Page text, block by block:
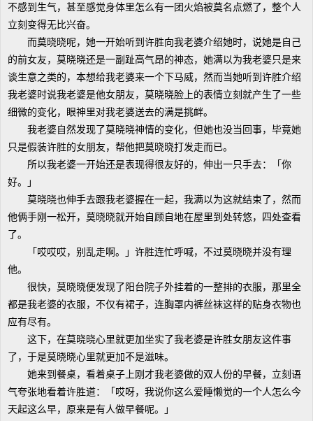
不感到生气，甚至感觉身体里怎么有一团火焰被莫名点燃了，整个人
立刻变得无比兴奋。
而莫晓晓呢，她一开始听到许胜向我老婆介绍她时，说她是自己
的前女友，莫晓晓还是一副趾高气昂的神态，她满以为我老婆只是来
谈生意之类的，本想给我老婆来一个下马威，然而当她听到许胜介绍
我老婆时说我老婆是他女朋友，莫晓晓脸上的表情立刻就产生了一些
细微的变化，眼神里对我老婆送去的满是挑衅。
我老婆自然发现了莫晓晓神情的变化，但她也没当回事，毕竟她
只是假装许胜的女朋友，帮他把莫晓晓打发走而已。
所以我老婆一开始还是表现得很友好的，伸出一只手去：「你
好。」
莫晓晓也伸手去跟我老婆握在一起，我满以为这就结束了，然而
他俩手刚一松开，莫晓晓就开始自顾自地在屋里到处转悠，四处查看
了。
「哎哎哎，别乱走啊。」许胜连忙呼喊，不过莫晓晓并没有理
他。
很快，莫晓晓便发现了阳台院子外挂着的一整排的衣服，那里全
都是我老婆的衣服，不仅有裙子，连胸罩内裤丝袜这样的贴身衣物也
应有尽有。
这下，在莫晓晓心里就更加坐实了我老婆是许胜女朋友这件事
了，于是莫晓晓心里就更加不是滋味。
她来到餐桌，看着桌子上刚才我老婆做的双人份的早餐，立刻语
气夸张地看着许胜道：「哎呀，我说你这么爱睡懒觉的一个人怎么今
天起这么早，原来是有人做早餐呢。」